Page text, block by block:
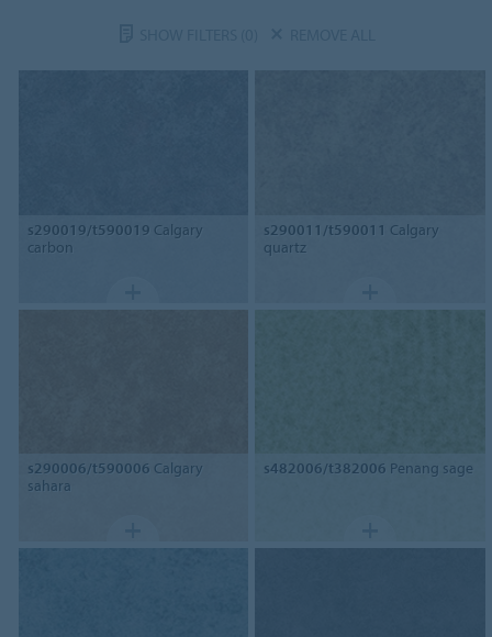
s290019/t590019 Calgary
carbon
s290011/t590011 Calgary
quartz
s290006/t590006 Calgary
sahara
s482006/t382006 Penang sage